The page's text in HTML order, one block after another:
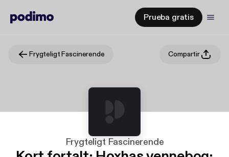
Prueba gratis
Frygteligt Fascinerende Compartir
Frygteligt Fascinerende